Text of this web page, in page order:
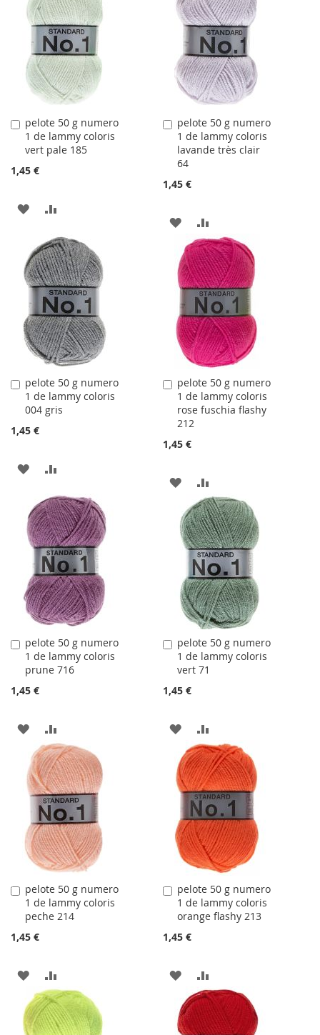
LA
LISTE
D'ACHATS
COMPARATEUR
LA
LISTE
D'ACHATS
COMPARATEUR
pelote 50 g numero
1 de lammy coloris
vert pale 185
1,45 €
Ajouter
au
panier
AJOUTER
LA
LISTE
D'ACHATS
COMPARATEUR
pelote 50 g numero
1 de lammy coloris
lavande très clair
64
1,45 €
Ajouter
au
panier
AJOUTER
À
LA
LISTE
D'ACHATS
AU
COMPARATEUR
pelote 50 g numero
1 de lammy coloris
004 gris
1,45 €
Ajouter
au
panier
AJOUTER
LA
LISTE
D'ACHATS
AU
COMPARATEUR
pelote 50 g numero
1 de lammy coloris
rose fuschia flashy
212
1,45 €
Ajouter
au
panier
AJOUTER
À
LA
LISTE
D'ACHATS
AU
COMPARATEUR
pelote 50 g numero
1 de lammy coloris
prune 716
1,45 €
Ajouter
au
panier
AJOUTER
À
LA
LISTE
D'ACHATS
AU
COMPARATEUR
pelote 50 g numero
1 de lammy coloris
vert 71
1,45 €
Ajouter
au
panier
AJOUTER
À
LA
LISTE
D'ACHATS
AU
COMPARATEUR
pelote 50 g numero
1 de lammy coloris
peche 214
1,45 €
Ajouter
au
panier
AJOUTER
À
LA
AU
COMPARATEUR
pelote 50 g numero
1 de lammy coloris
orange flashy 213
1,45 €
Ajouter
au
panier
AJOUTER
À
LA
AU
COMPARATEUR